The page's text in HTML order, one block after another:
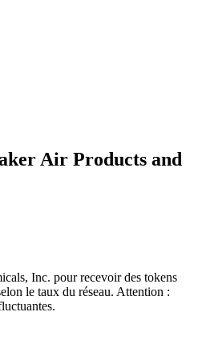
Air Products and
Inc. pour recevoir des tokens
le taux du réseau. Attention :